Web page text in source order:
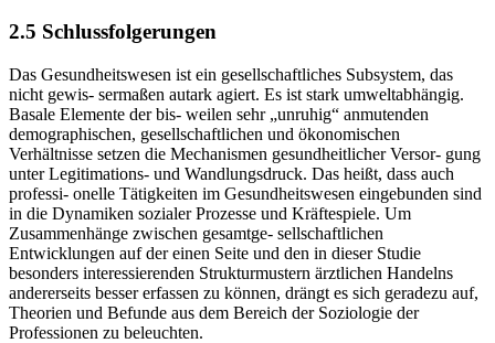
2.5 Schlussfolgerungen
Das Gesundheitswesen ist ein gesellschaftliches Subsystem, das
nicht gewis- sermaßen autark agiert. Es ist stark umweltabhängig.
Basale Elemente der bis- weilen sehr „unruhig“ anmutenden
demographischen, gesellschaftlichen und ökonomischen
Verhältnisse setzen die Mechanismen gesundheitlicher Versor- gung
unter Legitimations- und Wandlungsdruck. Das heißt, dass auch
professi- onelle Tätigkeiten im Gesundheitswesen eingebunden sind
in die Dynamiken sozialer Prozesse und Kräftespiele. Um
Zusammenhänge zwischen gesamtge- sellschaftlichen
Entwicklungen auf der einen Seite und den in dieser Studie
besonders interessierenden Strukturmustern ärztlichen Handelns
andererseits besser erfassen zu können, drängt es sich geradezu auf,
Theorien und Befunde aus dem Bereich der Soziologie der
Professionen zu beleuchten.